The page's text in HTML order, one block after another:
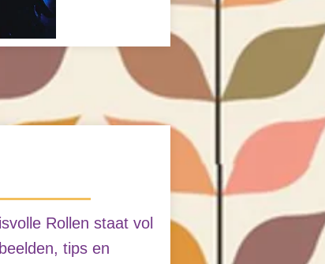
Rollen staat vol
tips en